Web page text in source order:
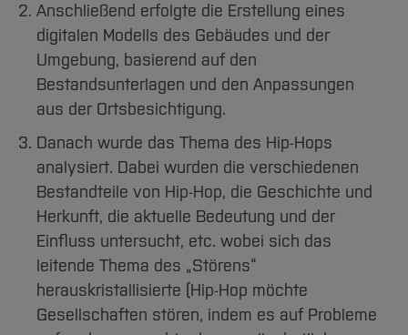
Anschließend erfolgte die Erstellung eines
digitalen Modells des Gebäudes und der
Umgebung, basierend auf den
Bestandsunterlagen und den Anpassungen
aus der Ortsbesichtigung.
Danach wurde das Thema des Hip-Hops
analysiert. Dabei wurden die verschiedenen
Bestandteile von Hip-Hop, die Geschichte und
Herkunft, die aktuelle Bedeutung und der
Einfluss untersucht, etc. wobei sich das
leitende Thema des „Störens“
herauskristallisierte (Hip-Hop möchte
Gesellschaften stören, indem es auf Probleme